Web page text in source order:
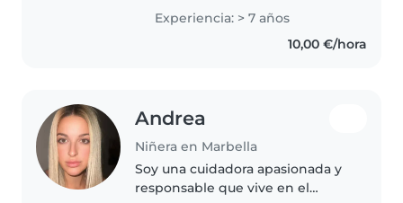
encanta mi profesión a la cual le
tengo mucha pasión. Soy
cariñosa simpática y paciente No
Experiencia: > 7 años
10,00 €/hora
Andrea
Niñera en Marbella
Soy una cuidadora apasionada y
responsable que vive en el